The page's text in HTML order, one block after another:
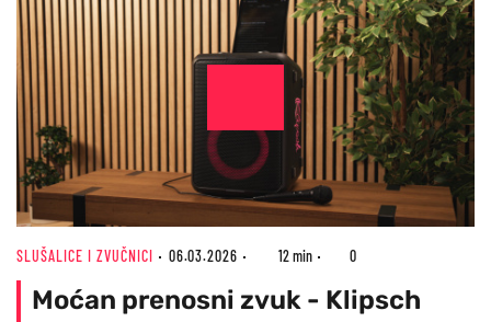
SLUŠALICE I ZVUČNICI 06.03.2026 12 min 0
Moćan prenosni zvuk - Klipsch